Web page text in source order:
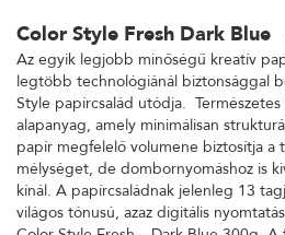
Color Style Fresh Dark Blue
Az egyik legjobb minőségű kreatív
legtöbb technológiánál biztonsággal
Style papírcsalád utódja.
alapanyag, amely minimálisan
papír megfelelő volumene biztosítja a
mélységet, de dombornyomáshoz is
kínál. A papírcsaládnak jelenleg 13
világos tónusú, azaz digitális